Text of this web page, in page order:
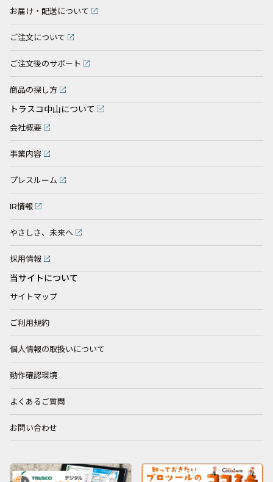
お届け・配送について
ご注文について
ご注文後のサポート
商品の探し方
トラスコ中山について
会社概要
事業内容
プレスルーム
IR情報
やさしさ、未来へ
採用情報
当サイトについて
サイトマップ
ご利用規約
個人情報の取扱いについて
動作確認環境
よくあるご質問
お問い合わせ